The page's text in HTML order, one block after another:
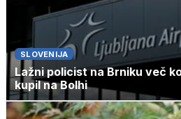
SLOVENIJA
Lažni policist na Brniku več
kupil na Bolhi